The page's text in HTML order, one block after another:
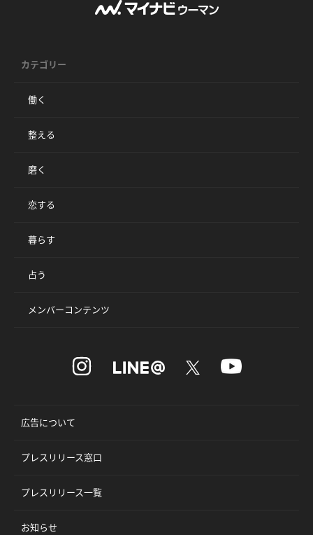
カテゴリー
働く
整える
磨く
恋する
暮らす
占う
メンバーコンテンツ
広告について
プレスリリース窓口
プレスリリース一覧
お知らせ